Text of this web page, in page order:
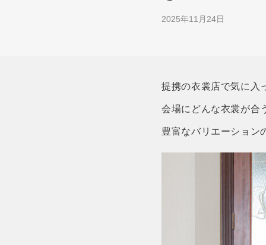
2025年11月24日
提携の衣裳店で気に入
会場にどんな衣裳が合
豊富なバリエーション